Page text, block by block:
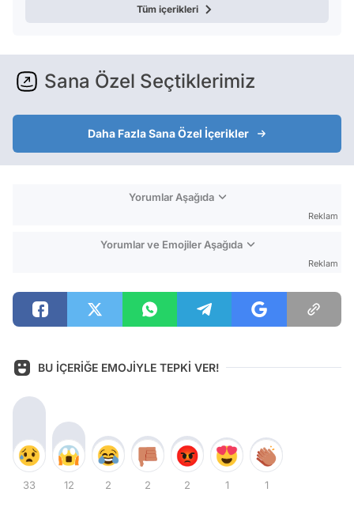
Tüm içerikleri
Sana Özel Seçtiklerimiz
Daha Fazla Sana Özel İçerikler
Yorumlar Aşağıda
Reklam
Yorumlar ve Emojiler Aşağıda
Reklam
BU İÇERİĞE EMOJİYLE TEPKİ VER!
33 12 2 2 2 1 1